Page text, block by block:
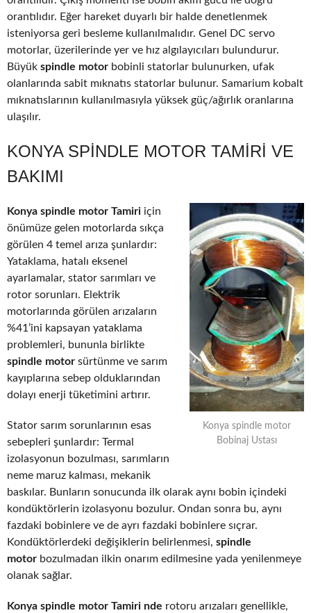
orantılıdır. Eğer hareket duyarlı bir halde denetlenmek
isteniyorsa geri besleme kullanılmalıdır. Genel DC servo
motorlar, üzerilerinde yer ve hız algılayıcıları bulundurur.
Büyük spindle motor bobinli statorlar bulunurken, ufak
olanlarında sabit mıknatıs statorlar bulunur. Samarium kobalt
mıknatıslarının kullanılmasıyla yüksek güç/ağırlık oranlarına
ulaşılır.
KONYA SPINDLE MOTOR TAMIRI VE
BAKIMI
Konya spindle motor
Bobinaj Ustası
Konya spindle motor Tamiri için
önümüze gelen motorlarda sıkça
görülen 4 temel arıza şunlardır:
Yataklama, hatalı eksenel
ayarlamalar, stator sarımları ve
rotor sorunları. Elektrik
motorlarında görülen arızaların
%41’ini kapsayan yataklama
problemleri, bununla birlikte
spindle motor sürtünme ve sarım
kayıplarına sebep olduklarından
dolayı enerji tüketimini artırır.
Stator sarım sorunlarının esas
sebepleri şunlardır: Termal
izolasyonun bozulması, sarımların
neme maruz kalması, mekanik
baskılar. Bunların sonucunda ilk olarak aynı bobin içindeki
kondüktörlerin izolasyonu bozulur. Ondan sonra bu, aynı
fazdaki bobinlere ve de ayrı fazdaki bobinlere sıçrar.
Kondüktörlerdeki değişiklerin belirlenmesi, spindle
motor bozulmadan ilkin onarım edilmesine yada yenilenmeye
olanak sağlar.
Konya spindle motor Tamiri nde rotoru arızaları genellikle,